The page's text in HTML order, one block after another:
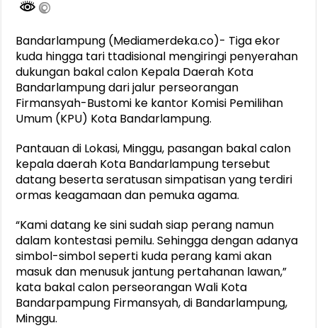
Bandarlampung (Mediamerdeka.co)- Tiga ekor
kuda hingga tari ttadisional mengiringi penyerahan
dukungan bakal calon Kepala Daerah Kota
Bandarlampung dari jalur perseorangan
Firmansyah-Bustomi ke kantor Komisi Pemilihan
Umum (KPU) Kota Bandarlampung.
Pantauan di Lokasi, Minggu, pasangan bakal calon
kepala daerah Kota Bandarlampung tersebut
datang beserta seratusan simpatisan yang terdiri
ormas keagamaan dan pemuka agama.
“Kami datang ke sini sudah siap perang namun
dalam kontestasi pemilu. Sehingga dengan adanya
simbol-simbol seperti kuda perang kami akan
masuk dan menusuk jantung pertahanan lawan,”
kata bakal calon perseorangan Wali Kota
Bandarpampung Firmansyah, di Bandarlampung,
Minggu.